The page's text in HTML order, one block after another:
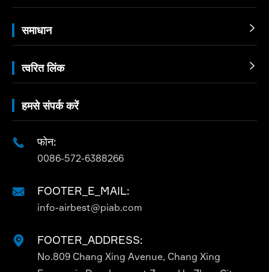
समाधान 
त्वरित लिंक 
हमसे संपर्क करें
 फोन:
0086-572-6388266
 FOOTER_E_MAIL:
info-airbest@piab.com
 FOOTER_ADDRESS:
No.809 Chang Xing Avenue, Chang Xing